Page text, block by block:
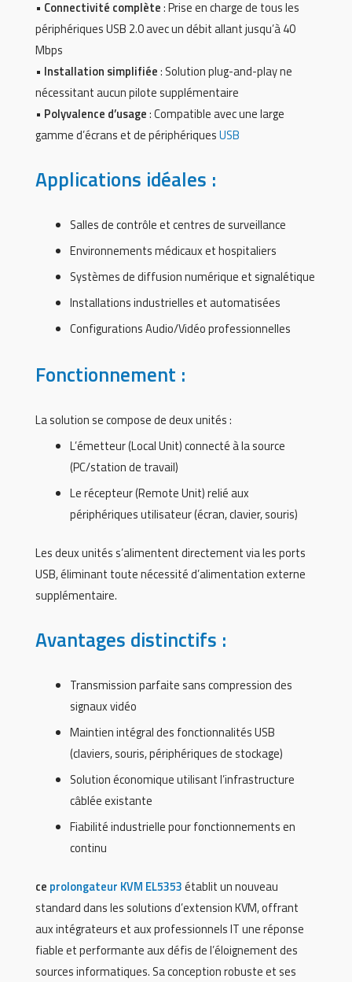
• Connectivité complète: Prise en charge de tous les
périphériques USB 2.0 avec un débit allant jusqu’à 40
Mbps
• Installation simplifiée: Solution plug-and-play ne
nécessitant aucun pilote supplémentaire
• Polyvalence d’usage: Compatible avec une large
gamme d’écrans et de périphériquesUSB
Applications idéales :
Salles de contrôle et centres de surveillance
Environnements médicaux et hospitaliers
Systèmes de diffusion numérique et signalétique
Installations industrielles et automatisées
Configurations Audio/Vidéo professionnelles
Fonctionnement :
La solution se compose de deux unités :
L’émetteur (Local Unit) connecté à la source
(PC/station de travail)
Le récepteur (Remote Unit) relié aux
périphériques utilisateur (écran, clavier, souris)
Les deux unités s’alimentent directement via les ports
USB, éliminant toute nécessité d’alimentation externe
supplémentaire.
Avantages distinctifs :
Transmission parfaite sans compression des
signaux vidéo
Maintien intégral des fonctionnalités USB
(claviers, souris, périphériques de stockage)
Solution économique utilisant l’infrastructure
câblée existante
Fiabilité industrielle pour fonctionnements en
continu
ce prolongateur KVM EL5353établit un nouveau
standard dans les solutions d’extension KVM, offrant
aux intégrateurs et aux professionnels IT une réponse
fiable et performante aux défis de l’éloignement des
sources informatiques. Sa conception robuste et ses